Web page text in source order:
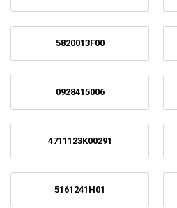
5820013F00
0928415006
4711123K00291
5161241H01